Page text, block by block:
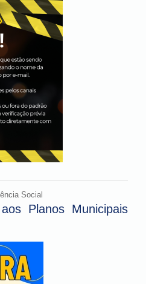
Social
Planos Municipais